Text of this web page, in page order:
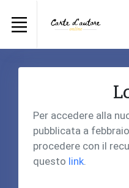
Per accedere alla
pubblicata a
procedere con il
questo link.